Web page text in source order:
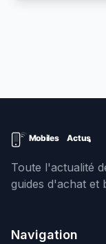
Toute l'actualité
guides d'achat et
Navigation